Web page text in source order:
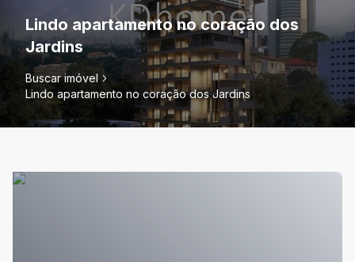
Lindo apartamento no coração dos
Jardins
Buscar imóvel
Lindo apartamento no coração dos Jardins